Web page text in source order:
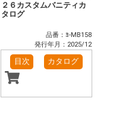
テリア（3）
3）
具（3）
住宅工法（4）
２６カスタムバニティカ
タログ
品番：ﾖ-MB158
発行年月：2025/12
目次 カタログ